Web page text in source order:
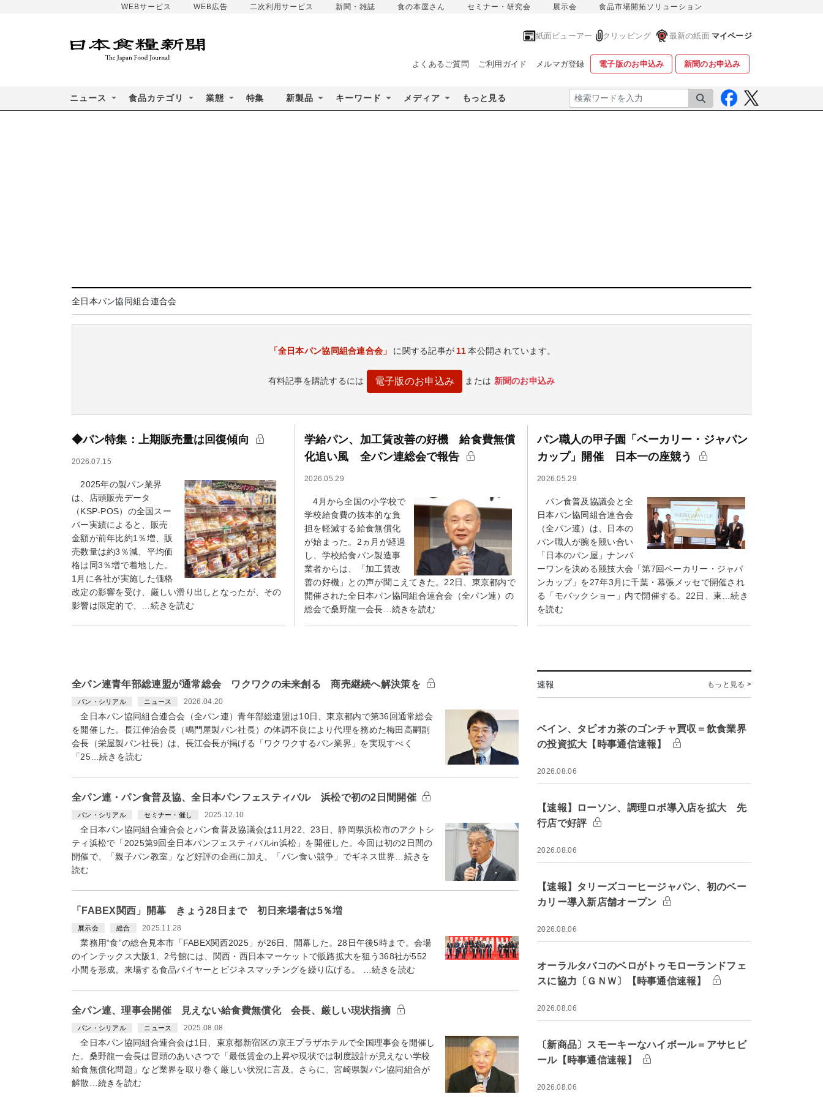
WEBサービス WEB広告 二次利用サービス 新聞・雑誌 食の本屋さん セミナー・研究会 展示会 食品市場開拓ソリューション
紙面ビューアー クリッピング 最新の紙面 マイページ
よくあるご質問 ご利用ガイド メルマガ登録 電子版のお申込み 新聞のお申込み
ニュース 食品カテゴリ 業態 特集 新製品 キーワード メディア もっと見る 検索
全日本パン協同組合連合会
「全日本パン協同組合連合会」 に関する記事が 11 本公開されています。
有料記事を購読するには 電子版のお申込み または 新聞のお申込み
◆パン特集：上期販売量は回復傾向
2026.07.15
2025年の製パン業界
は、店頭販売データ
（KSP-POS）の全国スー
パー実績によると、販売
金額が前年比約1％増、販
売数量は約3％減、平均価
格は同3％増で着地した。
1月に各社が実施した価格
改定の影響を受け、厳しい滑り出しとなったが、その
影響は限定的で、…続きを読む
学給パン、加工賃改善の好機 給食費無償
化追い風 全パン連総会で報告
2026.05.29
4月から全国の小学校で
学校給食費の抜本的な負
担を軽減する給食無償化
が始まった。2ヵ月が経過
し、学校給食パン製造事
業者からは、「加工賃改
善の好機」との声が聞こえてきた。22日、東京都内で
開催された全日本パン協同組合連合会（全パン連）の
総会で桑野龍一会長…続きを読む
パン職人の甲子園「ベーカリー・ジャパン
カップ」開催 日本一の座競う
2026.05.29
パン食普及協議会と全
日本パン協同組合連合会
（全パン連）は、日本の
パン職人が腕を競い合い
「日本のパン屋」ナンバ
ーワンを決める競技大会「第7回ベーカリー・ジャパ
ンカップ」を27年3月に千葉・幕張メッセで開催され
る「モバックショー」内で開催する。22日、東…続き
を読む
全パン連青年部総連盟が通常総会 ワクワクの未来創る 商売継続へ解決策を
パン・シリアル ニュース 2026.04.20
全日本パン協同組合連合会（全パン連）青年部総連盟は10日、東京都内で第36回通常総会
を開催した。長江伸治会長（鳴門屋製パン社長）の体調不良により代理を務めた梅田高嗣副
会長（栄屋製パン社長）は、長江会長が掲げる「ワクワクするパン業界」を実現すべく
「25…続きを読む
全パン連・パン食普及協、全日本パンフェスティバル 浜松で初の2日間開催
パン・シリアル セミナー・催し 2025.12.10
全日本パン協同組合連合会とパン食普及協議会は11月22、23日、静岡県浜松市のアクトシ
ティ浜松で「2025第9回全日本パンフェスティバルin浜松」を開催した。今回は初の2日間の
開催で、「親子パン教室」など好評の企画に加え、「パン食い競争」でギネス世界…続きを
読む
「FABEX関西」開幕 きょう28日まで 初日来場者は5％増
展示会 総合 2025.11.28
業務用“食”の総合見本市「FABEX関西2025」が26日、開幕した。28日午後5時まで。会場
のインテックス大阪1、2号館には、関西・西日本マーケットで販路拡大を狙う368社が552
小間を形成。来場する食品バイヤーとビジネスマッチングを繰り広げる。 …続きを読む
全パン連、理事会開催 見えない給食費無償化 会長、厳しい現状指摘
パン・シリアル ニュース 2025.08.08
全日本パン協同組合連合会は1日、東京都新宿区の京王プラザホテルで全国理事会を開催し
た。桑野龍一会長は冒頭のあいさつで「最低賃金の上昇や現状では制度設計が見えない学校
給食無償化問題」など業界を取り巻く厳しい状況に言及。さらに、宮崎県製パン協同組合が
解散…続きを読む
速報 もっと見る >
ベイン、タピオカ茶のゴンチャ買収＝飲食業界
の投資拡大【時事通信速報】
2026.08.06
【速報】ローソン、調理ロボ導入店を拡大 先
行店で好評
2026.08.06
【速報】タリーズコーヒージャパン、初のベー
カリー導入新店舗オープン
2026.08.06
オーラルタバコのベロがトゥモローランドフェ
スに協力〔ＧＮＷ〕【時事通信速報】
2026.08.06
〔新商品〕スモーキーなハイボール＝アサヒビ
ール【時事通信速報】
2026.08.06